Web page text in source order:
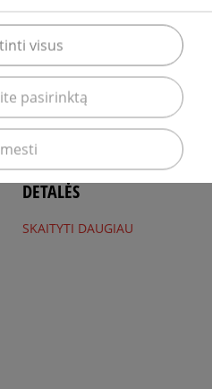
SKAITYTI DAUGIAU
S
DETALĖS
SKAITYTI DAUGIAU
pasirinktą
visus